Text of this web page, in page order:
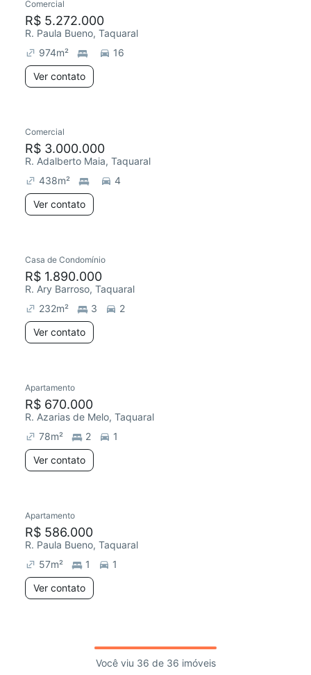
Comercial
R$ 5.272.000
R. Paula Bueno, Taquaral
974m²
16
Ver contato
Comercial
R$ 3.000.000
R. Adalberto Maia, Taquaral
438m²
4
Ver contato
Casa de Condomínio
R$ 1.890.000
R. Ary Barroso, Taquaral
232m² 3
2
Ver contato
Apartamento
R$ 670.000
R. Azarias de Melo, Taquaral
78m² 2
1
Ver contato
Apartamento
R$ 586.000
R. Paula Bueno, Taquaral
57m² 1
1
Ver contato
Você viu 36 de 36 imóveis